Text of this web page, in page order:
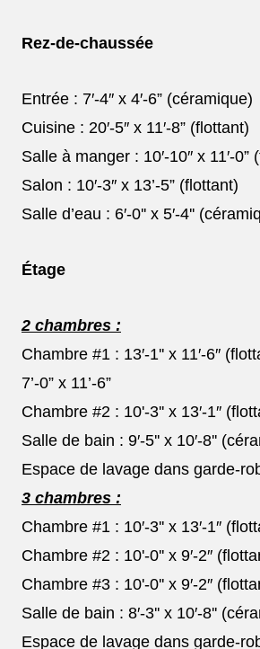
Rez-de-chaussée
Entrée : 7′-4″ x 4′-6” (céramique)
Cuisine : 20′-5″ x 11′-8” (flottant)
Salle à manger : 10′-10″ x 11′-0”
Salon : 10′-3″ x 13’-5” (flottant)
Salle d’eau : 6′-0'' x 5′-4''
Étage
2 chambres :
Chambre #1 : 13′-1'' x 11′-6″
7’-0” x 11’-6”
Chambre #2 : 10'-3'' x 13′-1″
Salle de bain : 9′-5'' x 10′-8''
Espace de lavage dans garde-
3 chambres :
Chambre #1 : 10′-3'' x 13′-1″
Chambre #2 : 10'-0'' x 9′-2″
Chambre #3 : 10'-0'' x 9′-2″
Salle de bain : 8′-3'' x 10′-8''
Espace de lavage dans garde-
À partir de
000$!
TAXES INCLUSES
Possible avec une mise de
145$!!!*
*Incluant le remboursement d'environ 12